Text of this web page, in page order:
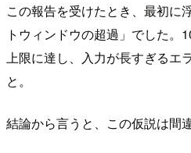
この報告を受けたとき、最初に
トウィンドウの超過」でした。
上限に達し、入力が長すぎるエ
と。
結論から言うと、この仮説は間